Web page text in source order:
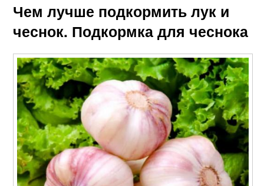
Чем лучше подкормить лук и
чеснок. Подкормка для чеснока